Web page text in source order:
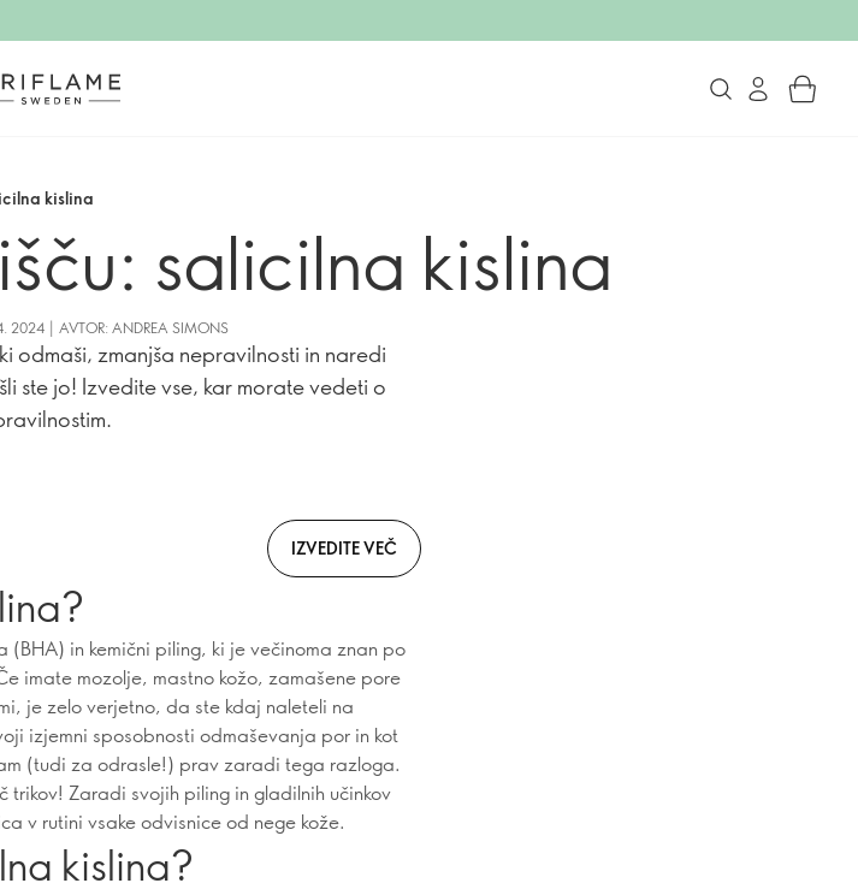
kislina
salicilna kislina
2024 | AVTOR: ANDREA SIMONS
odmaši, zmanjša nepravilnosti in naredi
ste jo! Izvedite vse, kar morate vedeti o
IZVEDITE VEČ
(BHA) in kemični piling, ki je večinoma znan po
imate mozolje, mastno kožo, zamašene pore
je zelo verjetno, da ste kdaj naleteli na
izjemni sposobnosti odmaševanja por in kot
(tudi za odrasle!) prav zaradi tega razloga.
trikov! Zaradi svojih piling in gladilnih učinkov
v rutini vsake odvisnice od nege kože.
kislina?